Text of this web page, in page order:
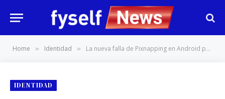
Home » Identidad » La nueva falla de Pixnapping en Android podría permitir que aplicaciones maliciosas roben códigos 2FA sin permiso
IDENTIDAD